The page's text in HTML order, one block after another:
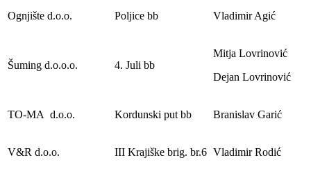
Ognjište d.o.o. Poljice bb Vladimir Agić
Šuming d.o.o.o. 4. Juli bb
Mitja Lovrinović
Dejan Lovrinović
TO-MA d.o.o. Kordunski put bb Branislav Garić
V&R d.o.o. III Krajiške brig. br.6 Vladimir Rodić